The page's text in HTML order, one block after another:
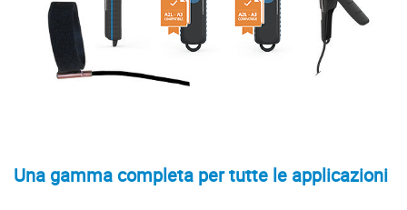
Una gamma completa per tutte le applicazioni